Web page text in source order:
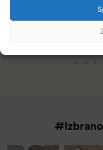
Torbico že nosim, je